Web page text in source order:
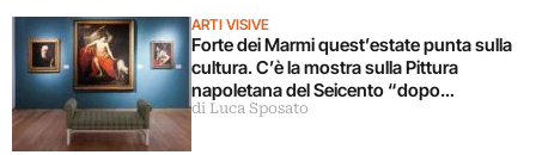
ARTI VISIVE
Forte dei Marmi quest’estate punta sulla
cultura. C’è la mostra sulla Pittura
napoletana del Seicento “dopo
Caravaggio”
di Luca Sposato